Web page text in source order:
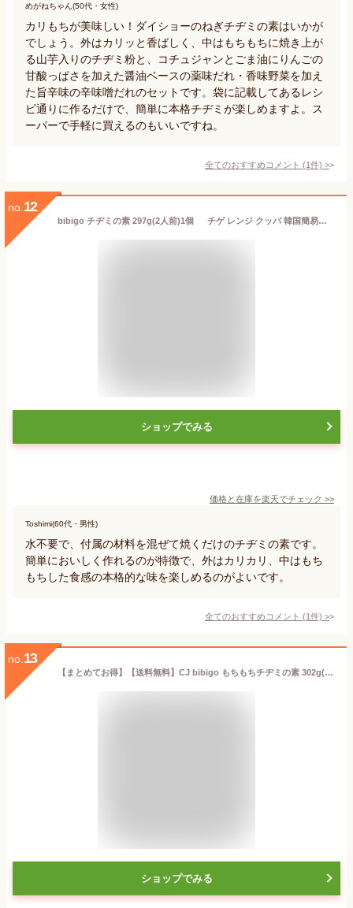
めがねちゃん(50代・女性)
カリもちが美味しい！ダイショーのねぎチヂミの素はいかが
でしょう。外はカリッと香ばしく、中はもちもちに焼き上が
る山芋入りのチヂミ粉と、コチュジャンとごま油にりんごの
甘酸っぱさを加えた醤油ベースの薬味だれ・香味野菜を加え
た旨辛味の辛味噌だれのセットです。袋に記載してあるレシ
ピ通りに作るだけで、簡単に本格チヂミが楽しめますよ。ス
ーパーで手軽に買えるのもいいですね。
全てのおすすめコメント (1件) >
no. 12
bibigo チヂミの素 297g(2人前)1個 チゲ レンジ クッパ 韓国簡易食 即席料理 ダイエット ヘルシー 腸詰め 即席食品 韓国料理 ビビンバ レトルト 簡単 ビビ
ショップでみる
価格と在庫を楽天でチェック >>
Toshimi(60代・男性)
水不要で、付属の材料を混ぜて焼くだけのチヂミの素です。
簡単においしく作れるのが特徴で、外はカリカリ、中はもち
もちした食感の本格的な味を楽しめるのがよいです。
全てのおすすめコメント (1件) >
no. 13
【まとめてお得】【送料無料】CJ bibigo もちもちチヂミの素 302g(2人前)×4袋セット 簡単調理 食品 韓飯
ショップでみる